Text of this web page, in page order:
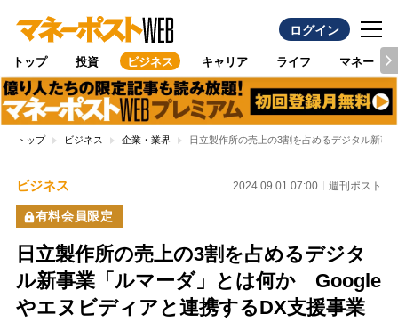
ログイン
トップ 投資 ビジネス キャリア ライフ マネー
トップ ビジネス 企業・業界 日立製作所の売上の3割を占めるデジタル新
ビジネス 2024.09.01 07:00 週刊ポスト
有料会員限定
日立製作所の売上の3割を占めるデジタ
ル新事業「ルマーダ」とは何か Google
やエヌビディアと連携するDX支援事業